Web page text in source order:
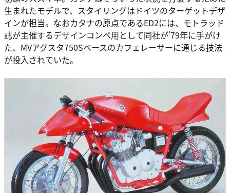
生まれたモデルで、スタイリングはドイツのターゲットデザ
インが担当。なおカタナの原点であるED2には、モトラッド
誌が主催するデザインコンペ用として同社が’79年に手がけ
た、MVアグスタ750Sベースのカフェレーサーに通じる技法
が投入されていた。